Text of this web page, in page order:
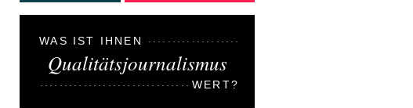
WAS IST IHNEN
Qualitätsjournalismus
WERT?